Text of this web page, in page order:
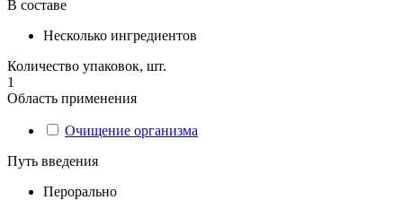
В составе
Несколько ингредиентов
Количество упаковок, шт.
1
Область применения
Очищение организма
Путь введения
Перорально